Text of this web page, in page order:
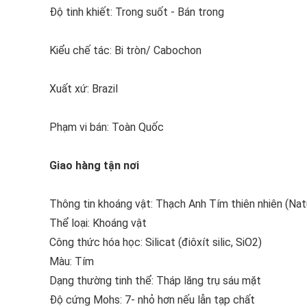
Độ tinh khiết: Trong suốt - Bán trong
Kiểu chế tác: Bi tròn/ Cabochon
Xuất xứ: Brazil
Phạm vi bán: Toàn Quốc
Giao hàng tận nơi
Thông tin khoáng vật: Thạch Anh Tím thiên nhiên
Thể loại: Khoáng vật
Công thức hóa học: Silicat (điôxít silic, SiO2)
Màu: Tím
Dạng thường tinh thể: Tháp lăng trụ sáu mặt
Độ cứng Mohs: 7- nhỏ hơn nếu lẫn tạp chất